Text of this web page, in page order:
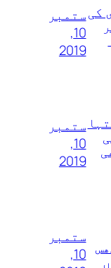
کیستمبر
10,
2019
ستمبر
10,
2019
ستمبر
10,